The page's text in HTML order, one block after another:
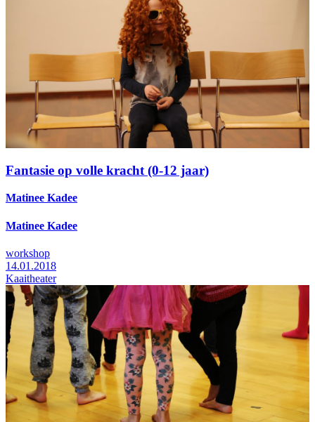
Fantasie op volle kracht (0-12 jaar)
Matinee Kadee
Matinee Kadee
workshop
14.01.2018
Kaaitheater